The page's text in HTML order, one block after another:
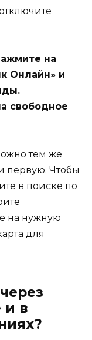
на
Онлайн» и
свободное
тем же
первую. Чтобы
в поиске по
на нужную
для
и в